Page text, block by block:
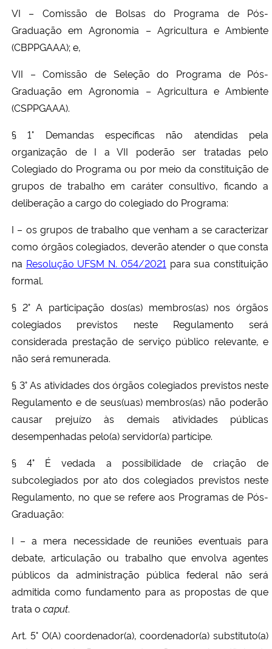
VI – Comissão de Bolsasdo Programa de Pós-
Graduação em Agronomia – Agricultura e Ambiente
(CBPPGAAA);e,
VII – Comissão de Seleção do Programa de Pós-
Graduação em Agronomia – Agricultura e Ambiente
(CSPPGAAA).
§ 1° Demandas específicas não atendidas pela
organização de I a VII poderão ser tratadas pelo
Colegiado do Programa ou por meio da constituição de
grupos de trabalho em caráter consultivo, ficando a
deliberação a cargo do colegiado do Programa:
I – os grupos de trabalho que venham a se caracterizar
como órgãos colegiados, deverão atender o que consta
na Resolução UFSM N. 054/2021 para sua constituição
formal.
§ 2° A participação dos(as) membros(as) nos órgãos
colegiados previstos neste Regulamento será
considerada prestação de serviço público relevante, e
não será remunerada.
§ 3° As atividades dos órgãos colegiados previstos neste
Regulamento e de seus(uas) membros(as) não poderão
causar prejuízo às demais atividades públicas
desempenhadas pelo(a) servidor(a) partícipe.
§ 4° É vedada a possibilidade de criação de
subcolegiados por ato dos colegiados previstos neste
Regulamento, no que se refere aos Programas de Pós-
Graduação:
I – a mera necessidade de reuniões eventuais para
debate, articulação ou trabalho que envolva agentes
públicos da administração pública federal não será
admitida como fundamento para as propostas de que
trata o caput.
Art. 5° O(A) coordenador(a), coordenador(a) substituto(a)